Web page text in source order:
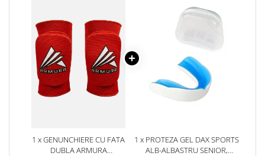
1 x GENUNCHIERE CU FATA
DUBLA ARMURA
1 x PROTEZA GEL DAX SPORTS
ALB-ALBASTRU SENIOR,